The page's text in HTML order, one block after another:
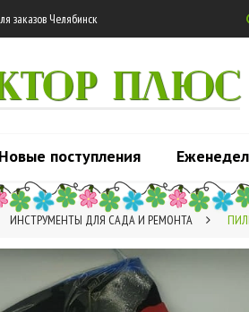
заказов Челябинск
ПЛЮС
Новые поступления
ИНСТРУМЕНТЫ ДЛЯ САДА И РЕМОНТА